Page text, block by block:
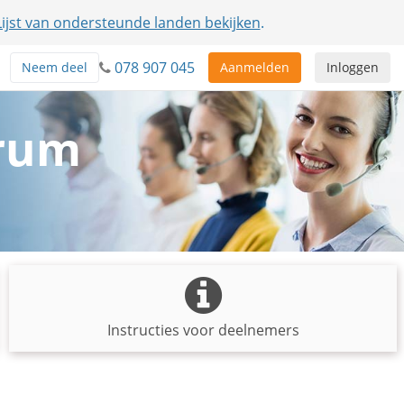
van ondersteunde landen bekijken.
Inloggen
Aanmelden
078 907 045
Neem deel
Instructies voor deelnemers